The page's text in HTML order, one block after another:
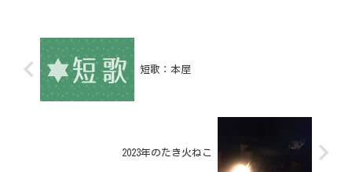
短歌：本屋
2023年のたき火ねこ